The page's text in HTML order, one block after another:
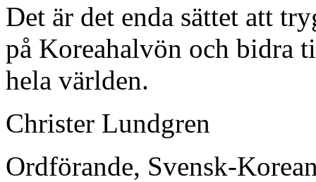
Det är det enda sättet att
på Koreahalvön och bidra
hela världen.
Christer Lundgren
Ordförande, Svensk-